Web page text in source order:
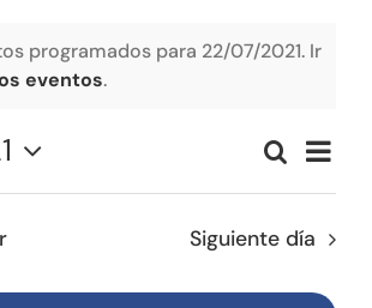
programados para 22/07/2021. Ir
eventos.
Buscar
vistas
de
Día
Siguiente día